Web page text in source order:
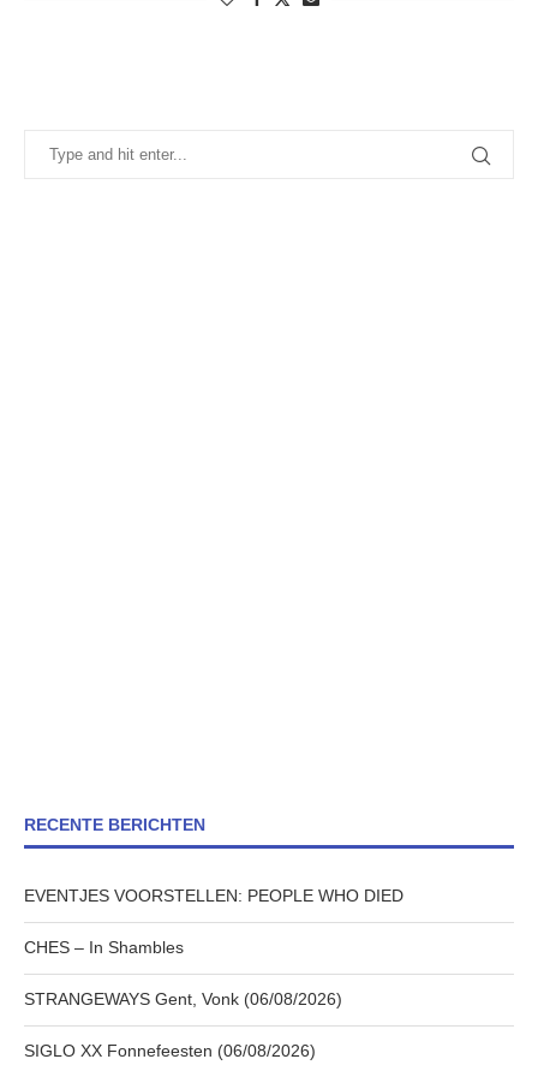
RECENTE BERICHTEN
EVENTJES VOORSTELLEN: PEOPLE WHO DIED
CHES – In Shambles
STRANGEWAYS Gent, Vonk (06/08/2026)
SIGLO XX Fonnefeesten (06/08/2026)